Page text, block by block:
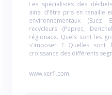
Les spécialistes des
ainsi d'être pris en tenaille
environnementaux (Suez
recycleurs (Paprec,
régionaux. Quels sont les
s'imposer ? Quelles sont
croissance des différents
www.xerfi.com